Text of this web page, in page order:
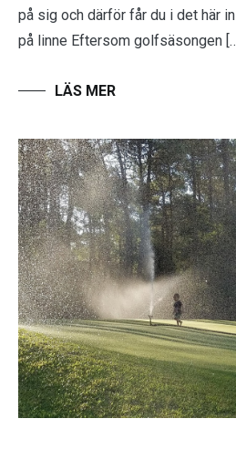
på sig och därför får du i det här
på linne Eftersom golfsäsongen